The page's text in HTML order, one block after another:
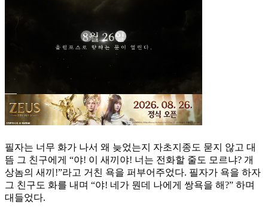
필자는 너무 화가 나서 왜 늦었는지 자초지종도 묻지 않고 대
뜸 그 친구에게 “야! 이 새끼야! 너는 전화할 줄도 모르냐? 개
상놈의 새끼!”라고 거친 욕을 퍼부어주었다. 필자가 욕을 하자
그 친구도 화를 내며 “야! 네가 뭔데 나에게 쌍욕을 해?” 하며
대들었다.